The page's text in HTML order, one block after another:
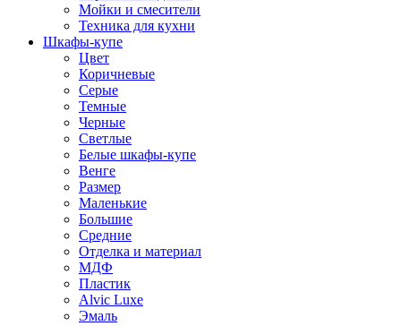
Мойки и смесители
Техника для кухни
Шкафы-купе
Цвет
Коричневые
Серые
Темные
Черные
Светлые
Белые шкафы-купе
Венге
Размер
Маленькие
Большие
Средние
Отделка и материал
МДФ
Пластик
Alvic Luxe
Эмаль